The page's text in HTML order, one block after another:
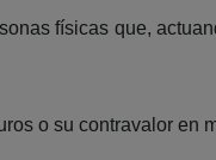
físicas que,
o su contravalor en